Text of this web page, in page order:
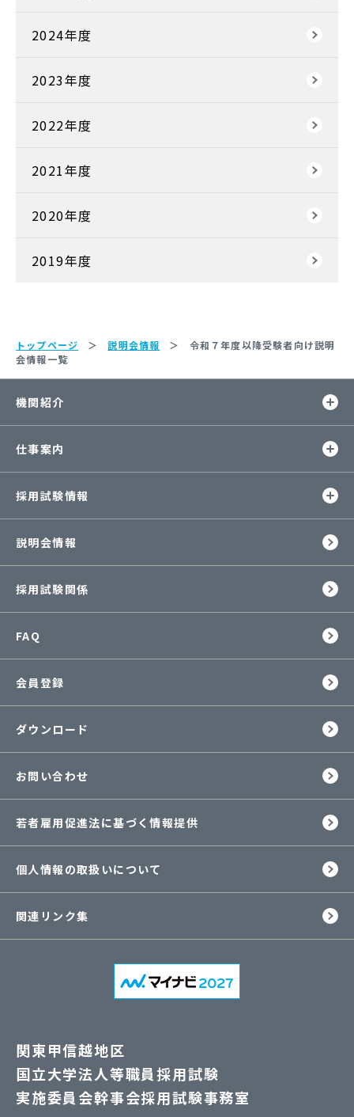
トップページ 説明会情報
令和７年度以降受験者向け説明
会情報一覧
2024年度
2023年度
2022年度
2021年度
2020年度
2019年度
開
機関紹介
開
仕事案内
開
採用試験情報
説明会情報
採用試験関係
FAQ
会員登録
ダウンロード
お問い合わせ
若者雇用促進法に基づく情報提供
個人情報の取扱いについて
関連リンク集
関東甲信越地区
国立大学法人等職員採用試験
実施委員会幹事会採用試験事務室